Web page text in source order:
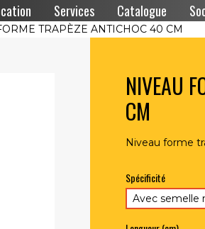
Services Catalogue
TRAPÈZE ANTICHOC 40 CM
NIVEAU
CM
Niveau forme
Spécificité
Avec semelle